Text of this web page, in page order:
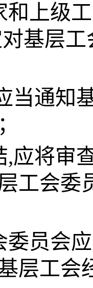
和上级
基层
当通知
,应将审
工会委
委员会
层工会